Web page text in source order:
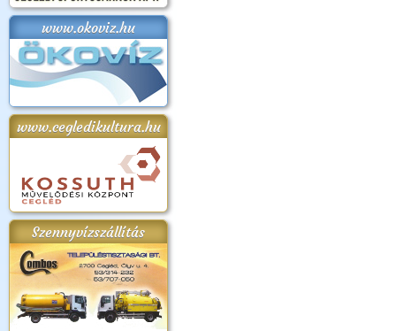
www.okoviz.hu
www.cegledikultura.hu
Szennyvízszállítás
2018.
Kossuth Toborzó
2017.09.22-23.
és Magyarok
Kenyere Program